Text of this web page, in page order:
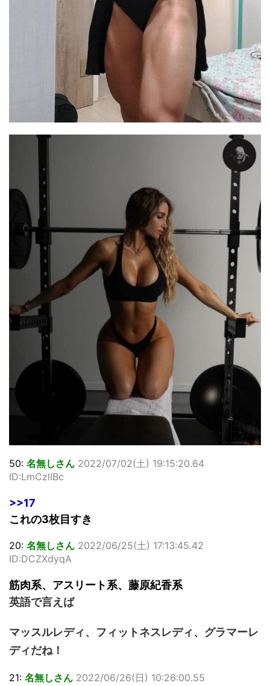
50: 名無しさん 2022/07/02(土) 19:15:20.64
ID:LmCzlIBc
>>17
これの3枚目すき
20: 名無しさん 2022/06/25(土) 17:13:45.42
ID:DCZXdyqA
筋肉系、アスリート系、藤原紀香系
英語で言えば
マッスルレディ、フィットネスレディ、グラマーレ
ディだね！
21: 名無しさん 2022/06/26(日) 10:26:00.55